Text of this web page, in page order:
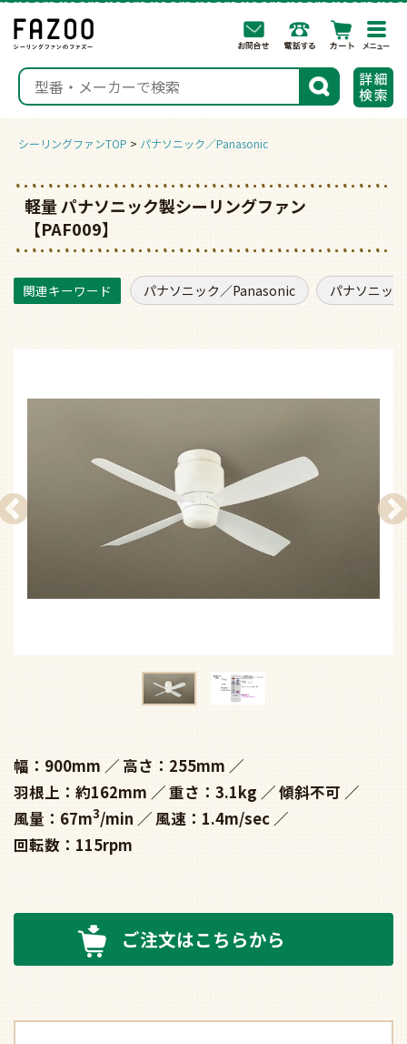
検索
シーリングファンTOP パナソニック／Panasonic
軽量 パナソニック製シーリングファン
【PAF009】
パナソニック／Panasonic パナソニッ
幅：900mm
高さ：255mm
羽根上：約162mm
重さ：3.1kg
傾斜不可
風量：67m3/min
風速：1.4m/sec
回転数：115rpm
ご注文はこちらから